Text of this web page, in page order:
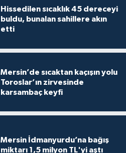
Hissedilen sıcaklık 45 dereceyi
buldu, bunalan sahillere akın
etti
Mersin’de sıcaktan kaçışın yolu
Toroslar’ın zirvesinde
karsambaç keyfi
Mersin İdmanyurdu’na bağış
miktarı 1,5 milyon TL'yi aştı